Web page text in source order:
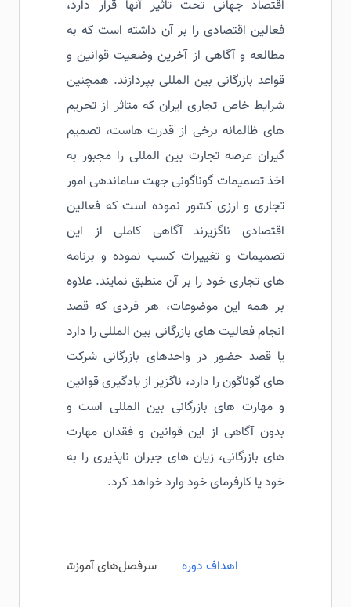
اقتصاد جهانی تحت تاثیر آنها قرار دارد،
فعالین اقتصادی را بر آن داشته است که به
مطالعه و آگاهی از آخرین وضعیت قوانین و
قواعد بازرگانی بین المللی بپردازند. همچنین
شرایط خاص تجاری ایران که متاثر از تحریم
های ظالمانه برخی از قدرت هاست، تصمیم
گیران عرصه تجارت بین المللی را مجبور به
اخذ تصمیمات گوناگونی جهت ساماندهی امور
تجاری و ارزی کشور نموده است که فعالین
اقتصادی ناگزیرند آگاهی کاملی از این
تصمیمات و تغییرات کسب نموده و برنامه
های تجاری خود را بر آن منطبق نمایند. علاوه
بر همه این موضوعات، هر فردی که قصد
انجام فعالیت های بازرگانی بین المللی را دارد
یا قصد حضور در واحدهای بازرگانی شرکت
های گوناگون را دارد، ناگزیر از یادگیری قوانین
و مهارت های بازرگانی بین المللی است و
بدون آگاهی از این قوانین و فقدان مهارت
های بازرگانی، زیان های جبران ناپذیری را به
خود یا کارفرمای خود وارد خواهد کرد.
اهداف دوره سرفصل‌های آموزشی